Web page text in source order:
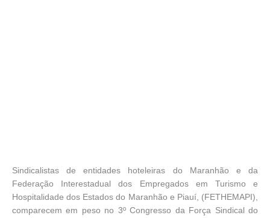
Sindicalistas de entidades hoteleiras do Maranhão e da
Federação Interestadual dos Empregados em Turismo e
Hospitalidade dos Estados do Maranhão e Piauí, (FETHEMAPI),
comparecem em peso no 3º Congresso da Força Sindical do